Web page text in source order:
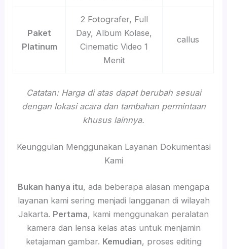
Paket
Platinum
2 Fotografer, Full
Day, Album Kolase,
Cinematic Video 1
Menit
callus
Catatan: Harga di atas dapat berubah sesuai
dengan lokasi acara dan tambahan permintaan
khusus lainnya.
Keunggulan Menggunakan Layanan Dokumentasi
Kami
Bukan hanya itu, ada beberapa alasan mengapa
layanan kami sering menjadi langganan di wilayah
Jakarta. Pertama, kami menggunakan peralatan
kamera dan lensa kelas atas untuk menjamin
ketajaman gambar. Kemudian, proses editing